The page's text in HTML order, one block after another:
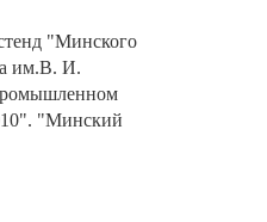
"Минского
им.В. И.
"Минский